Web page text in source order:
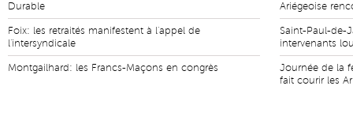
Durable
Foix: les retraités manifestent à l'appel de
l'intersyndicale
Montgailhard: les Francs-Maçons en congrès
Ariégeoise
Saint-Paul-de-
intervenants
Journée de la
fait courir les